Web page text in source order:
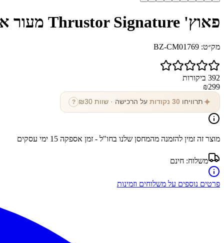
פאוץ' Thrustor Signature מעור אמיתי מבית כאמל מאונטיין
מק״ט: BZ-CM01769
392 ביקורות
₪299
✦ תרוויחו 30 נקודות על הרכישה · שוות ₪ 30
?
מוצר זה זמין להזמנה מהמחסן שלנו בחו"ל - זמן אספקה 15 ימי עסקים
משלוח: חינם
פרטים נוספים על משלוחים וזמינות